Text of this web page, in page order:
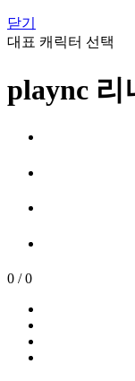
닫기
대표 캐릭터 선택
plaync 리
0 / 0